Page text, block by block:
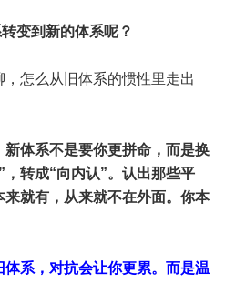
变到新的体系呢？
怎么从旧体系的惯性里走出
体系不是要你更拼命，而是换
转成“向内认”。认出那些平
就有，从来就不在外面。你本
体系，对抗会让你更累。而是温